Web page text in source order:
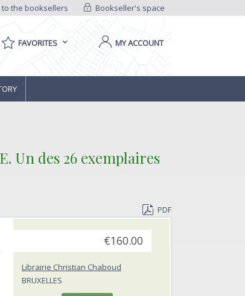
Bookseller's space
to the booksellers
FAVORITES MY ACCOUNT
Un des 26 exemplaires
PDF
€160.00
Librairie Christian Chaboud
BRUXELLES